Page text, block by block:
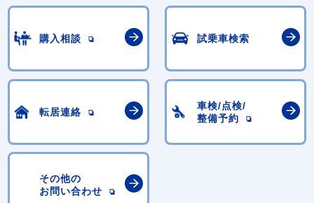
購入相談 試乗車検索
転居連絡
車検/点検/
整備予約
その他の
お問い合わせ